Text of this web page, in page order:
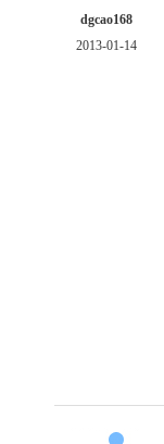
dgcao168
2013-01-14